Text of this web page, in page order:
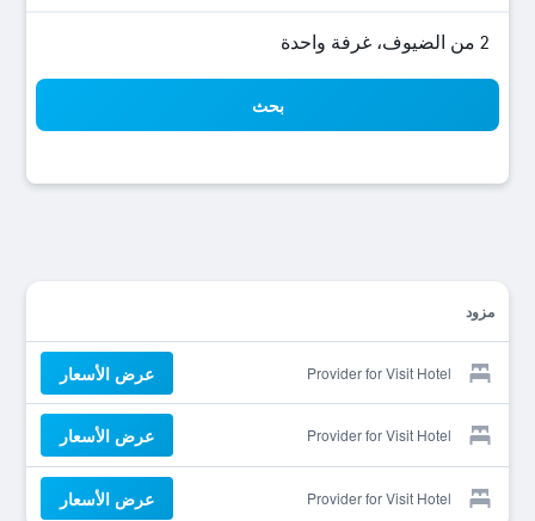
2 من الضيوف، غرفة واحدة
بحث
مزود
Provider for Visit Hotel عرض الأسعار
Provider for Visit Hotel عرض الأسعار
Provider for Visit Hotel عرض الأسعار